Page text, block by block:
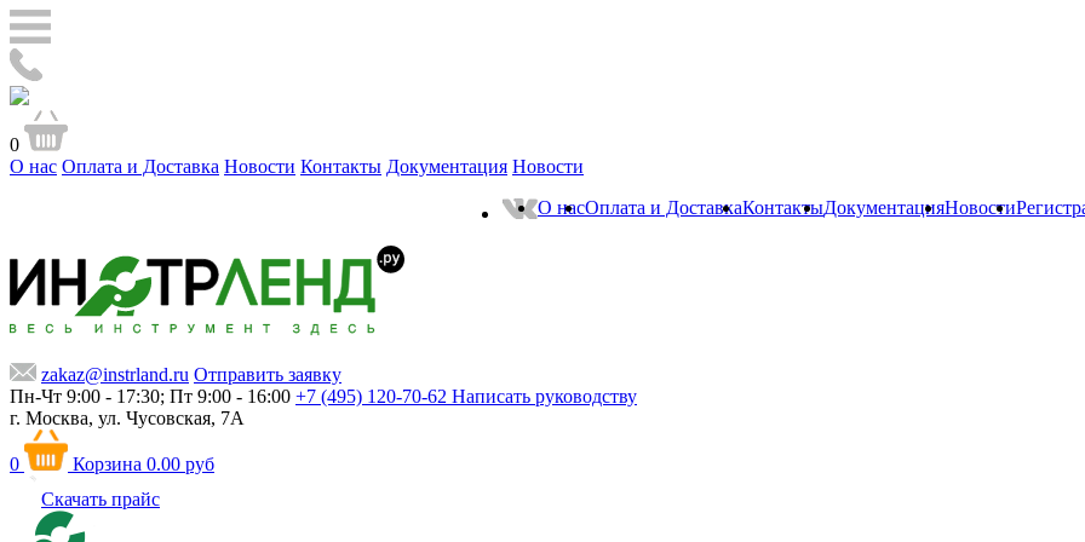
0
О нас Оплата и Доставка Новости Контакты Документация Новости
О насОплата и ДоставкаКонтактыДокументацияНовости
zakaz@instrland.ru Отправить заявку
Пн-Чт 9:00 - 17:30; Пт 9:00 - 16:00 +7 (495) 120-70-62 Написать руководству
г. Москва, ул. Чусовская, 7А
0 Корзина 0.00 руб
Скачать прайс